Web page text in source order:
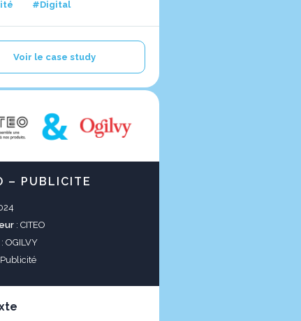
#Digital
Voir le case study
– PUBLICITE
: CITEO
: OGILVY
Publicité